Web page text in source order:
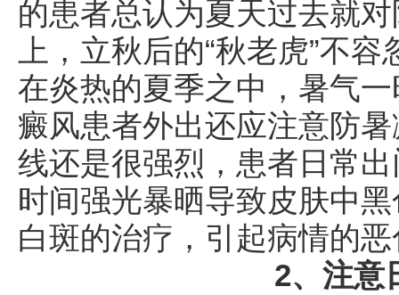
的患者总认为夏天过去就
上，立秋后的“秋老虎”不
在炎热的夏季之中，暑气
癜风患者外出还应注意防
线还是很强烈，患者日常
时间强光暴晒导致皮肤中
白斑的治疗，引起病情的
2、注意